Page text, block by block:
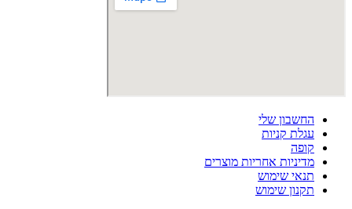
החשבון שלי
עגלת קניות
קופה
מדיניות אחריות מוצרים
תנאי שימוש
תקנון שימוש